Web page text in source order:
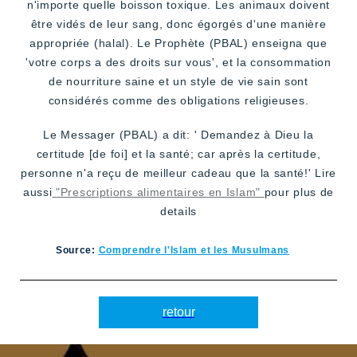
n'importe quelle boisson toxique. Les animaux doivent
être vidés de leur sang, donc égorgés d'une manière
appropriée (halal). Le Prophète (PBAL) enseigna que
'votre corps a des droits sur vous', et la consommation
de nourriture saine et un style de vie sain sont
considérés comme des obligations religieuses.
Le Messager (PBAL) a dit: ' Demandez à Dieu la
certitude [de foi] et la santé; car après la certitude,
personne n'a reçu de meilleur cadeau que la santé!' Lire
aussi "Prescriptions alimentaires en Islam" pour plus de
details
Source: Comprendre l'Islam et les Musulmans
retour